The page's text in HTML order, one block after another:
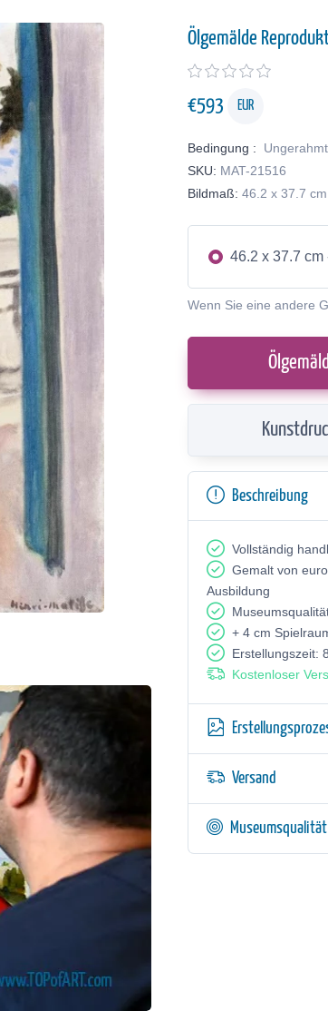
Ölgemälde
€593 EUR
Bedingung :
Ungerahmt
SKU: MAT-21516
Bildmaß: 46.2 x 37.7 cm
46.2 x 37.7 cm
Wenn Sie eine andere
Beschreibung
Vollständig
Gemalt von
Ausbildung
+ 4 cm
Erstellungszeit:
Kostenloser
Versand
Museumsqualität